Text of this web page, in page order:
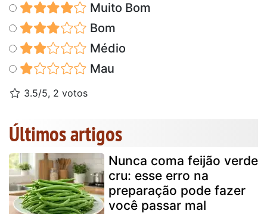
Muito Bom
Bom
Médio
Mau
3.5/5, 2 votos
Últimos artigos
Nunca coma feijão verde
cru: esse erro na
preparação pode fazer
você passar mal